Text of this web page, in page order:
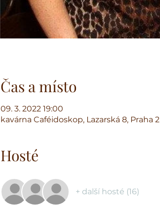
Čas a místo
09. 3. 2022 19:00
kavárna Caféidoskop, Lazarská 8, Praha 2
Hosté
+ další hosté (16)